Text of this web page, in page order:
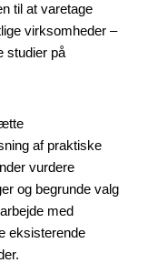
til at varetage
virksomheder –
studier på
af praktiske
vurdere
og begrunde valg
med
eksisterende